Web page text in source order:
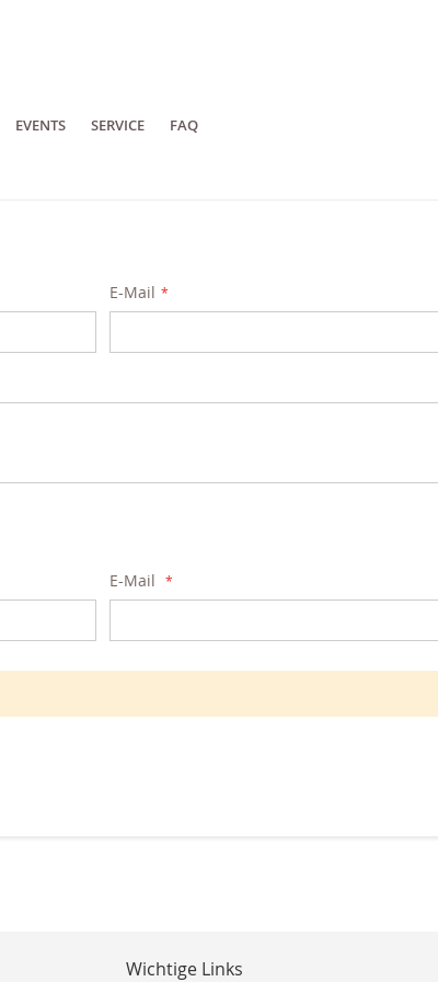
EVENTS SERVICE FAQ
E-Mail
E-Mail
Wichtige Links